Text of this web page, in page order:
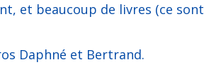
et beaucoup de livres (ce sont
Daphné et Bertrand.